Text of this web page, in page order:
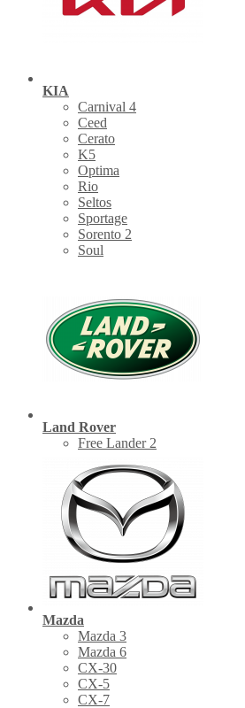
KIA
Carnival 4
Ceed
Cerato
K5
Optima
Rio
Seltos
Sportage
Sorento 2
Soul
Land Rover
Free Lander 2
Mazda
Mazda 3
Mazda 6
CX-30
СХ-5
CX-7